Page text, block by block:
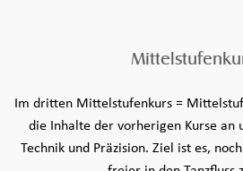
Im dritten Mittelstufenkurs =
die Inhalte der vorherigen Kurse an
Technik und Präzision. Ziel ist es,